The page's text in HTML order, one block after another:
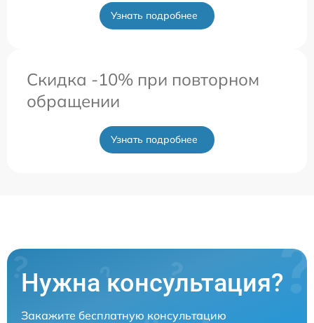
Узнать подробнее
Скидка -10% при повторном
обращении
Узнать подробнее
Нужна консультация?
Закажите бесплатную консультацию